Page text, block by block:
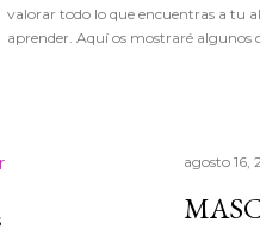
valorar todo lo que encuentras a tu
aprender. Aquí os mostraré algunos
agosto 16,